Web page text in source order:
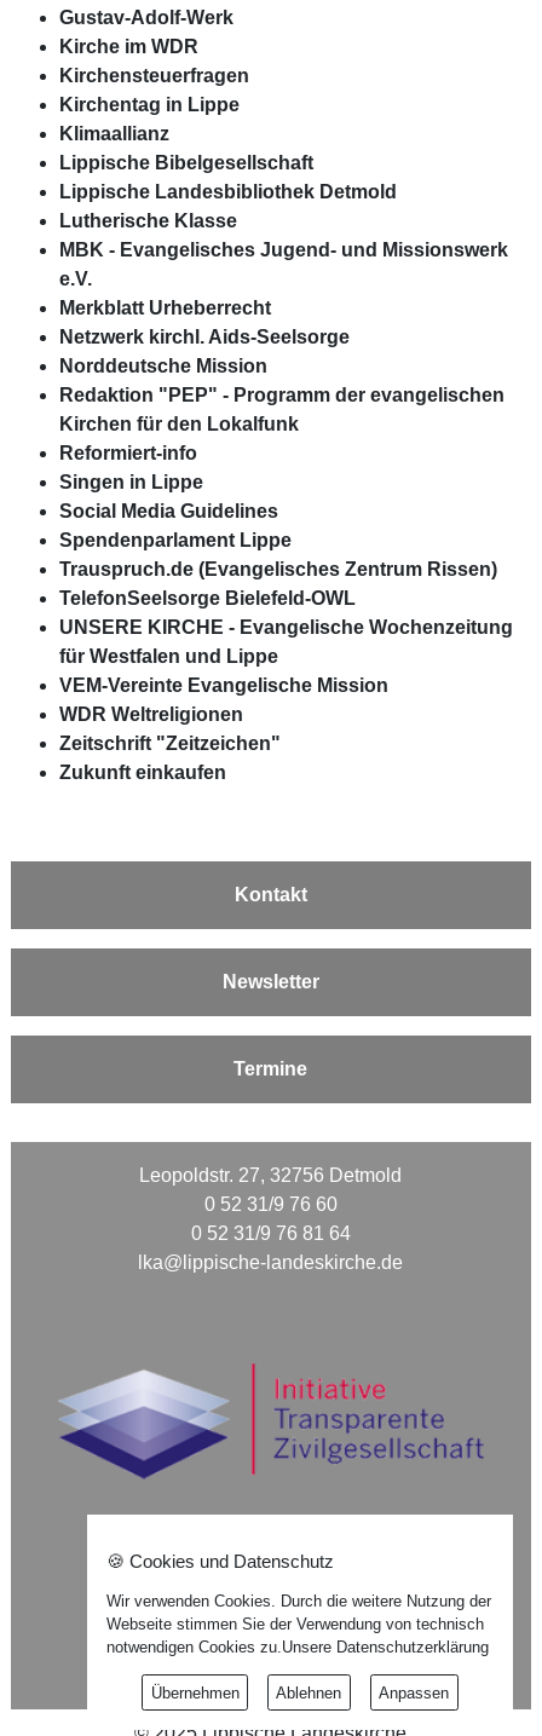
Gustav-Adolf-Werk
Kirche im WDR
Kirchensteuerfragen
Kirchentag in Lippe
Klimaallianz
Lippische Bibelgesellschaft
Lippische Landesbibliothek Detmold
Lutherische Klasse
MBK - Evangelisches Jugend- und Missionswerk
e.V.
Merkblatt Urheberrecht
Netzwerk kirchl. Aids-Seelsorge
Norddeutsche Mission
Redaktion "PEP" - Programm der evangelischen
Kirchen für den Lokalfunk
Reformiert-info
Singen in Lippe
Social Media Guidelines
Spendenparlament Lippe
Trauspruch.de (Evangelisches Zentrum Rissen)
TelefonSeelsorge Bielefeld-OWL
UNSERE KIRCHE - Evangelische Wochenzeitung
für Westfalen und Lippe
VEM-Vereinte Evangelische Mission
WDR Weltreligionen
Zeitschrift "Zeitzeichen"
Zukunft einkaufen
Kontakt
Newsletter
Termine
Leopoldstr. 27, 32756 Detmold
0 52 31/9 76 60
0 52 31/9 76 81 64
lka@lippische-landeskirche.de
Impressum
Datenschutzerklärung
🍪 Cookies und Datenschutz
Wir verwenden Cookies. Durch die weitere Nutzung der
Webseite stimmen Sie der Verwendung von technisch
notwendigen Cookies zu.Unsere Datenschutzerklärung
Übernehmen Ablehnen Anpassen